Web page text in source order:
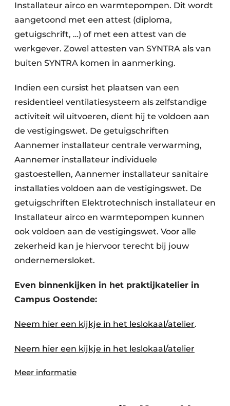
Installateur airco en warmtepompen. Dit wordt
aangetoond met een attest (diploma,
getuigschrift, …) of met een attest van de
werkgever. Zowel attesten van SYNTRA als van
buiten SYNTRA komen in aanmerking.
Indien een cursist het plaatsen van een
residentieel ventilatiesysteem als zelfstandige
activiteit wil uitvoeren, dient hij te voldoen aan
de vestigingswet. De getuigschriften
Aannemer installateur centrale verwarming,
Aannemer installateur individuele
gastoestellen, Aannemer installateur sanitaire
installaties voldoen aan de vestigingswet. De
getuigschriften Elektrotechnisch installateur en
Installateur airco en warmtepompen kunnen
ook voldoen aan de vestigingswet. Voor alle
zekerheid kan je hiervoor terecht bij jouw
ondernemersloket.
Even binnenkijken in het praktijkatelier in
Campus Oostende:
Neem hier een kijkje in het leslokaal/atelier.
Neem hier een kijkje in het leslokaal/atelier
Meer informatie